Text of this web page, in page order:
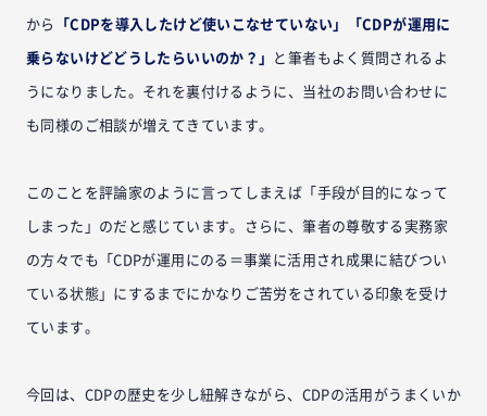
から 「CDPを導入したけど使いこなせていない」「CDPが運用に
乗らないけどどうしたらいいのか？」 と筆者もよく質問されるよ
うになりました。それを裏付けるように、当社のお問い合わせに
も同様のご相談が増えてきています。
このことを評論家のように言ってしまえば「手段が目的になって
しまった」のだと感じています。さらに、筆者の尊敬する実務家
の方々でも「CDPが運用にのる＝事業に活用され成果に結びつい
ている状態」にするまでにかなりご苦労をされている印象を受け
ています。
今回は、CDPの歴史を少し紐解きながら、CDPの活用がうまくいか